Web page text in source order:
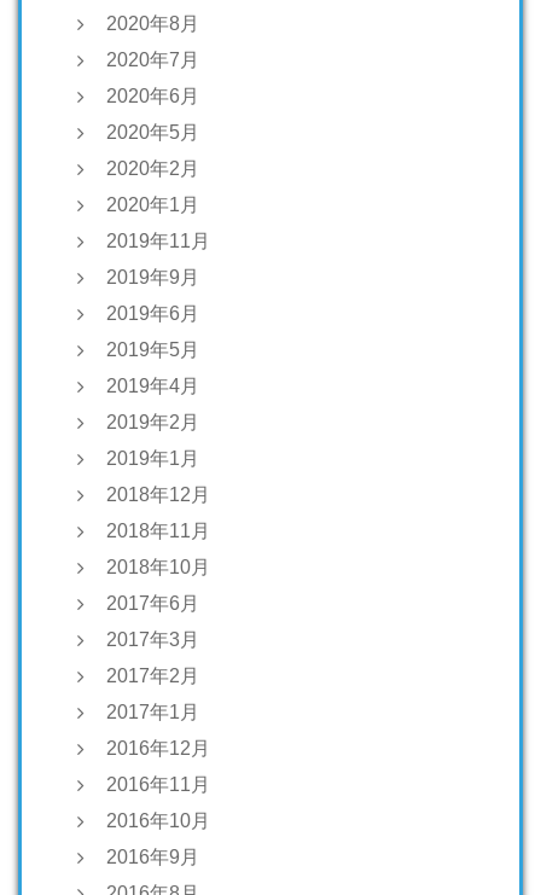
2020年8月
2020年7月
2020年6月
2020年5月
2020年2月
2020年1月
2019年11月
2019年9月
2019年6月
2019年5月
2019年4月
2019年2月
2019年1月
2018年12月
2018年11月
2018年10月
2017年6月
2017年3月
2017年2月
2017年1月
2016年12月
2016年11月
2016年10月
2016年9月